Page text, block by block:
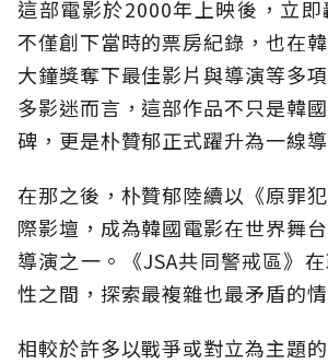
這部電影於2000年上映後，立即
不僅創下當時的票房紀錄，也在
大鐘獎奪下最佳影片與導演等多
多影迷而言，這部作品不只是韓
碑，更是朴贊郁正式躍升為一線
在那之後，朴贊郁陸續以《原罪
際影壇，成為韓國電影在世界舞
導演之一。《JSA共同警戒區》
性之間，探索最複雜也最矛盾的情
相較於許多以戰爭或對立為主題